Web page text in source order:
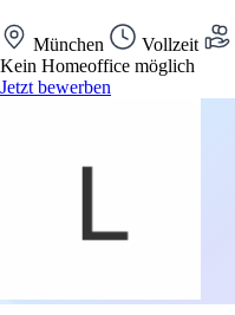
München Vollzeit
Kein Homeoffice möglich
Jetzt bewerben